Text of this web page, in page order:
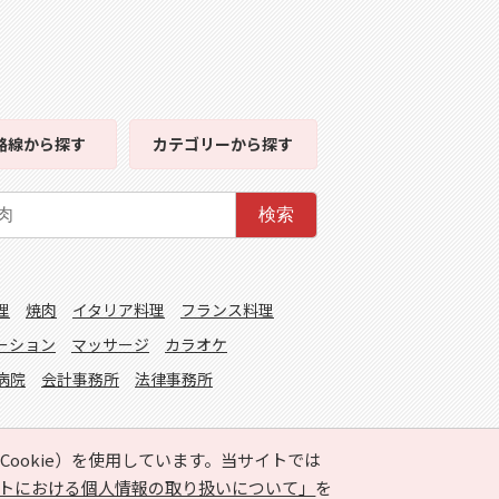
）を使用しています。当サイトでは
における個人情報の取り扱いについて」 を
線から探す カテゴリーから探す
検索
焼肉 イタリア料理
フランス料理
ション マッサージ
カラオケ
院 会計事務所 法律事務所